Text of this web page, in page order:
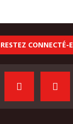
RESTEZ CONNECTÉ-E